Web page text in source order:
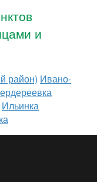
и
район) Ивано-
Ильинка